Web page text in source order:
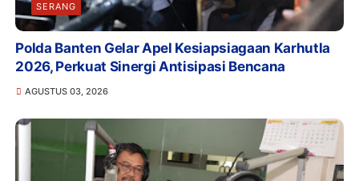
SERANG
Polda Banten Gelar Apel Kesiapsiagaan Karhutla
2026, Perkuat Sinergi Antisipasi Bencana
AGUSTUS 03, 2026